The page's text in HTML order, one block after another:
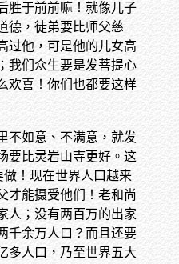
胜于前前嘛！就像儿子
德，徒弟要比师父慈
过他，可是他的儿女高
我们众生要是发菩提心
欢喜！你们也都要这样
不如意、不满意，就发
要比灵岩山寺更好。这
做！现在世界人口越来
才能摄受他们！老和尚
人；没有两百万的出家
千余万人口？而且还要
多人口，乃至世界五大